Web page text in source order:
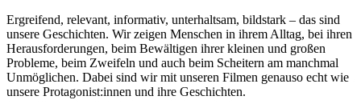
Ergreifend, relevant, informativ, unterhaltsam, bildstark – das sind
unsere Geschichten. Wir zeigen Menschen in ihrem Alltag, bei ihren
Herausforderungen, beim Bewältigen ihrer kleinen und großen
Probleme, beim Zweifeln und auch beim Scheitern am manchmal
Unmöglichen. Dabei sind wir mit unseren Filmen genauso echt wie
unsere Protagonist:innen und ihre Geschichten.